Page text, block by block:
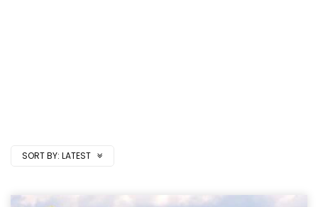
SORT BY: LATEST